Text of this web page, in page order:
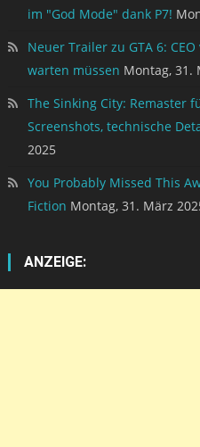
im "God Mode" dank P7!
Neuer Trailer zu GTA 6:
warten müssen Montag, 31.
The Sinking City: Remaster
Screenshots, technische
2025
You Probably Missed This
Fiction Montag, 31. März
ANZEIGE: